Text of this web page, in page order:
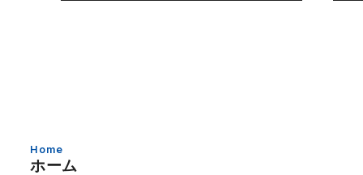
Home
ホーム